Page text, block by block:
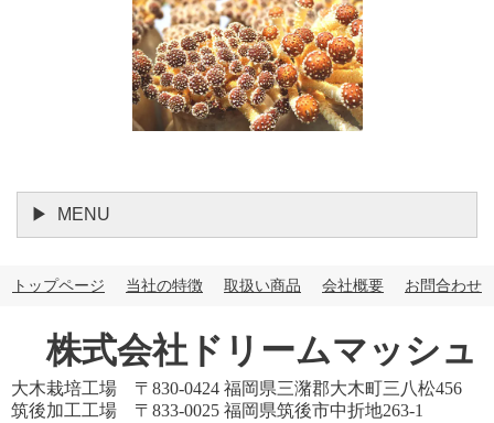
MENU
トップページ 当社の特徴 取扱い商品 会社概要 お問合わせ
株式会社ドリームマッシュ
大木栽培工場 〒830-0424 福岡県三潴郡大木町三八松456
筑後加工工場 〒833-0025 福岡県筑後市中折地263-1